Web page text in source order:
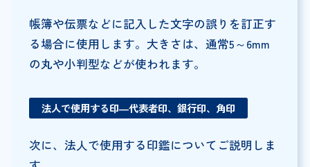
帳簿や伝票などに記入した文字の誤りを訂正す
る場合に使用します。大きさは、通常5～6mm
の丸や小判型などが使われます。
法人で使用する印―代表者印、銀行印、角印
次に、法人で使用する印鑑についてご説明しま